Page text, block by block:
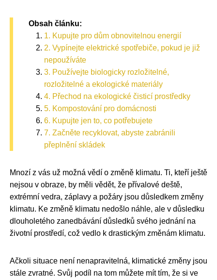
Obsah článku:
1. Kupujte pro dům obnovitelnou energií
2. Vypínejte elektrické spotřebiče, pokud je již
nepoužíváte
3. Používejte biologicky rozložitelné,
rozložitelné a ekologické materiály
4. Přechod na ekologické čisticí prostředky
5. Kompostování pro domácnosti
6. Kupujte jen to, co potřebujete
7. Začněte recyklovat, abyste zabránili
přeplnění skládek
Mnozí z vás už možná vědí o změně klimatu. Ti, kteří ještě
nejsou v obraze, by měli vědět, že přívalové deště,
extrémní vedra, záplavy a požáry jsou důsledkem změny
klimatu. Ke změně klimatu nedošlo náhle, ale v důsledku
dlouholetého zanedbávání důsledků svého jednání na
životní prostředí, což vedlo k drastickým změnám klimatu.
Ačkoli situace není nenapravitelná, klimatické změny jsou
stále zvratné. Svůj podíl na tom můžete mít tím, že si ve